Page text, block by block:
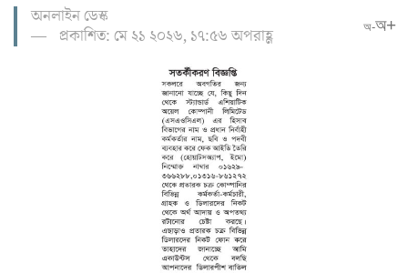
অনলাইন ডেস্ক
প্রকাশিত: মে ২১ ২০২৬, ১৭:৫৬ অপরাহ্ণ
অ-অ+